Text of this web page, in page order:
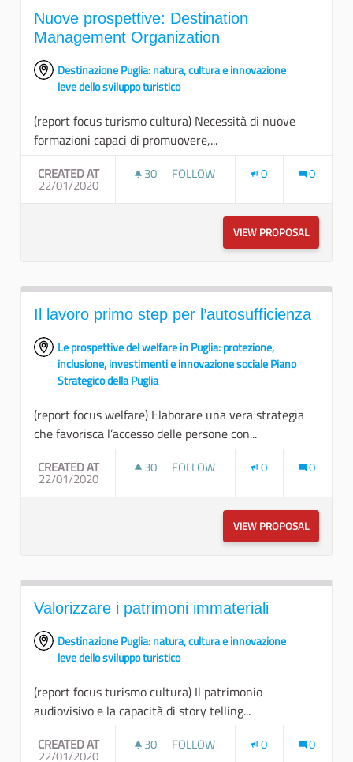
Nuove prospettive: Destination
Management Organization
Destinazione Puglia: natura, cultura e innovazione
leve dello sviluppo turistico
(report focus turismo cultura) Necessità di nuove
formazioni capaci di promuovere,...
CREATED AT
22/01/2020
30 30 FOLLOWERS
FOLLOW 0 0
VIEW PROPOSALNUOVE
Il lavoro primo step per l’autosufficienza
Le prospettive del welfare in Puglia: protezione,
inclusione, investimenti e innovazione sociale Piano
Strategico della Puglia
(report focus welfare) Elaborare una vera strategia
che favorisca l’accesso delle persone con...
CREATED AT
22/01/2020
30 30 FOLLOWERS
FOLLOW 0 0
VIEW PROPOSALIL
Valorizzare i patrimoni immateriali
Destinazione Puglia: natura, cultura e innovazione
leve dello sviluppo turistico
(report focus turismo cultura) Il patrimonio
audiovisivo e la capacità di story telling...
CREATED AT
22/01/2020
30 30 FOLLOWERS
FOLLOW 0 0